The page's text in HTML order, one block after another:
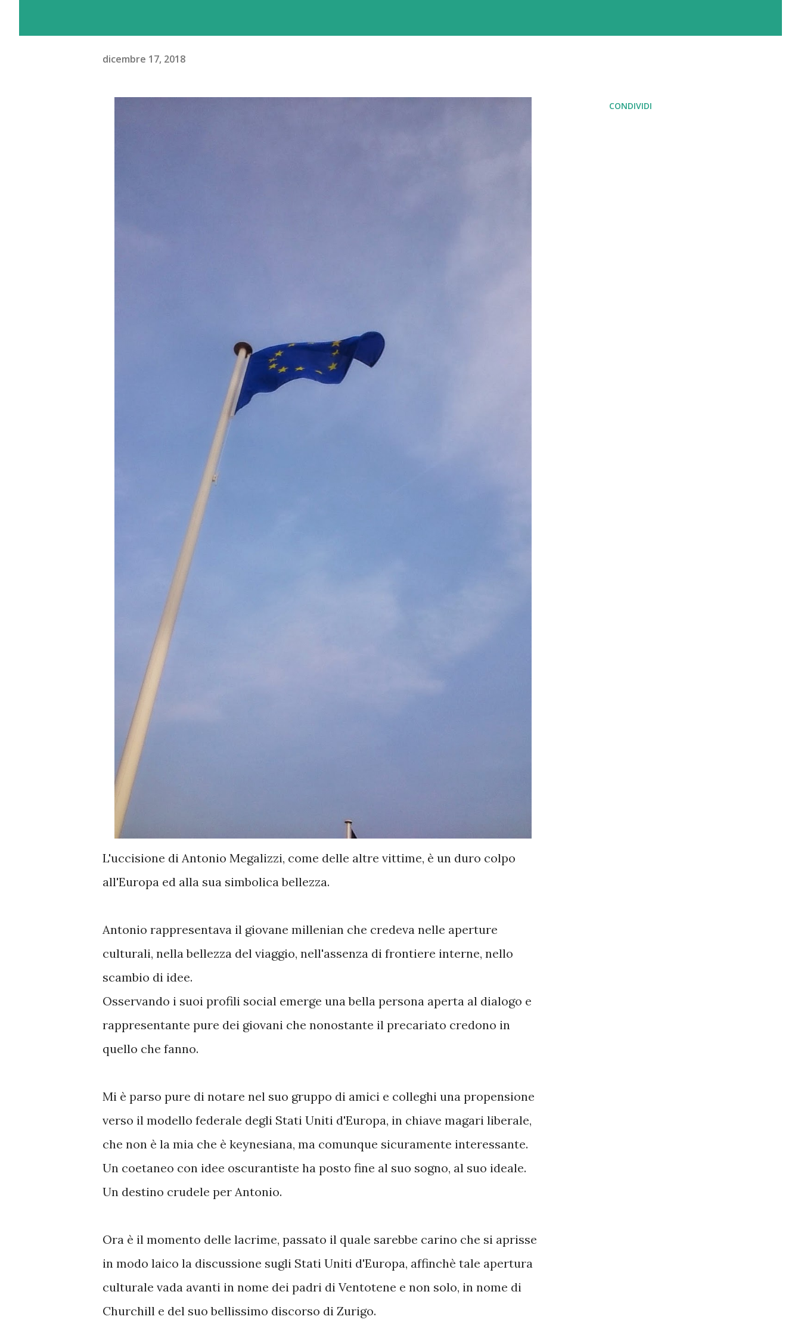
dicembre 17, 2018
L'uccisione di Antonio Megalizzi, come delle altre vittime, è un duro colpo
all'Europa ed alla sua simbolica bellezza.
Antonio rappresentava il giovane millenian che credeva nelle aperture
culturali, nella bellezza del viaggio, nell'assenza di frontiere interne, nello
scambio di idee.
Osservando i suoi profili social emerge una bella persona aperta al dialogo e
rappresentante pure dei giovani che nonostante il precariato credono in
quello che fanno.
Mi è parso pure di notare nel suo gruppo di amici e colleghi una propensione
verso il modello federale degli Stati Uniti d'Europa, in chiave magari liberale,
che non è la mia che è keynesiana, ma comunque sicuramente interessante.
Un coetaneo con idee oscurantiste ha posto fine al suo sogno, al suo ideale.
Un destino crudele per Antonio.
Ora è il momento delle lacrime, passato il quale sarebbe carino che si aprisse
in modo laico la discussione sugli Stati Uniti d'Europa, affinchè tale apertura
culturale vada avanti in nome dei padri di Ventotene e non solo, in nome di
Churchill e del suo bellissimo discorso di Zurigo.
CONDIVIDI